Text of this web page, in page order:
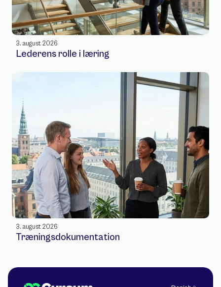
3. august 2026
Lederens rolle i læring
3. august 2026
Træningsdokumentation